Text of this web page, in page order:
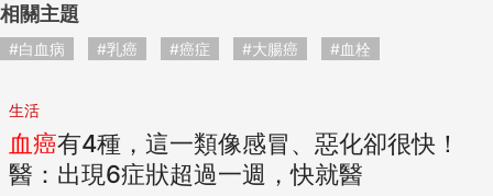
相關主題
#白血病 #乳癌 #癌症 #大腸癌 #血栓
生活
血癌有4種，這一類像感冒、惡化卻很快！
醫：出現6症狀超過一週，快就醫